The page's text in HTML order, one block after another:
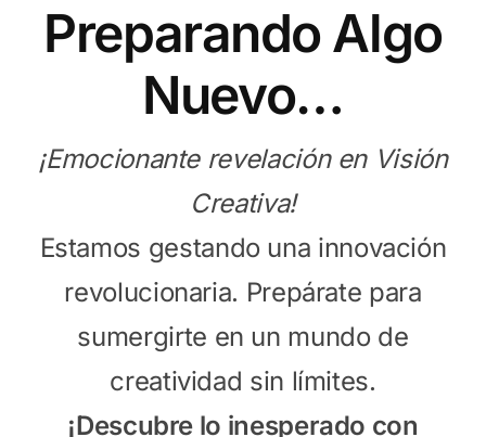
Preparando Algo
Nuevo…
¡Emocionante revelación en Visión
Creativa!
Estamos gestando una innovación
revolucionaria. Prepárate para
sumergirte en un mundo de
creatividad sin límites.
¡Descubre lo inesperado con